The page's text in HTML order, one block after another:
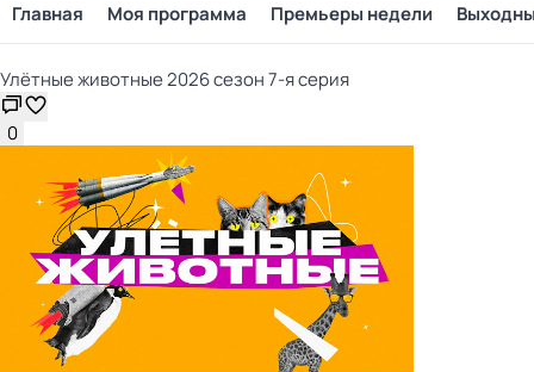
Главная Моя программа Премьеры недели
Улётные животные 2026 сезон 7-я серия
0